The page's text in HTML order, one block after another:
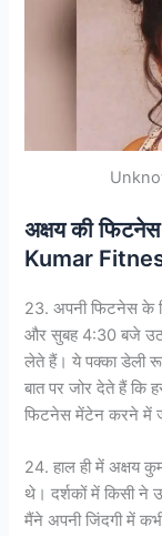
अक्षय की
Kumar
23. अपनी फिटनेस के
और सुबह 4:30 बजे उठ
लेते हैं। ये पक्का डेली
बात पर जोर देते हैं
फिटनेस मेंटेन करने में
24. हाल ही में अक्षय
थे। दर्शकों में किसी ने
मैंने अपनी जिंदगी में